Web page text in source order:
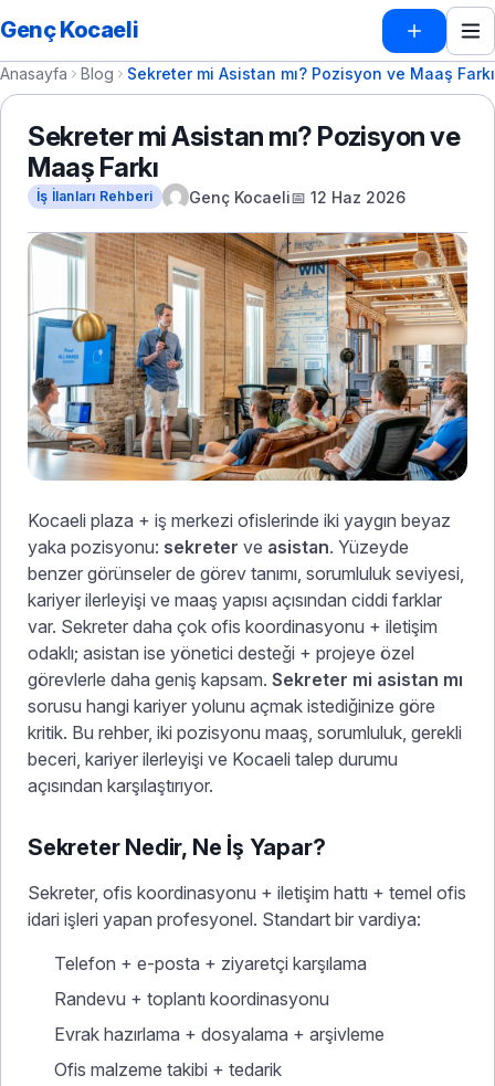
Genç Kocaeli
Anasayfa Blog Sekreter mi Asistan mı? Pozisyon ve Maaş Farkı
Sekreter mi Asistan mı? Pozisyon ve
Maaş Farkı
İş İlanları Rehberi Genç Kocaeli📅 12 Haz 2026
Kocaeli plaza + iş merkezi ofislerinde iki yaygın beyaz
yaka pozisyonu: sekreter ve asistan. Yüzeyde
benzer görünseler de görev tanımı, sorumluluk seviyesi,
kariyer ilerleyişi ve maaş yapısı açısından ciddi farklar
var. Sekreter daha çok ofis koordinasyonu + iletişim
odaklı; asistan ise yönetici desteği + projeye özel
görevlerle daha geniş kapsam. Sekreter mi asistan mı
sorusu hangi kariyer yolunu açmak istediğinize göre
kritik. Bu rehber, iki pozisyonu maaş, sorumluluk, gerekli
beceri, kariyer ilerleyişi ve Kocaeli talep durumu
açısından karşılaştırıyor.
Sekreter Nedir, Ne İş Yapar?
Sekreter, ofis koordinasyonu + iletişim hattı + temel ofis
idari işleri yapan profesyonel. Standart bir vardiya:
Telefon + e-posta + ziyaretçi karşılama
Randevu + toplantı koordinasyonu
Evrak hazırlama + dosyalama + arşivleme
Ofis malzeme takibi + tedarik